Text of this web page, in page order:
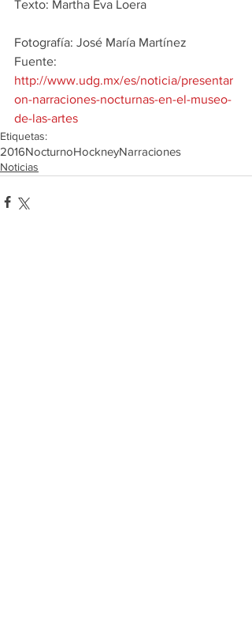
Texto: Martha Eva Loera
Fotografía: José María Martínez
Fuente:
http://www.udg.mx/es/noticia/presentar
on-narraciones-nocturnas-en-el-museo-
de-las-artes
Etiquetas:
2016NocturnoHockneyNarraciones
Noticias